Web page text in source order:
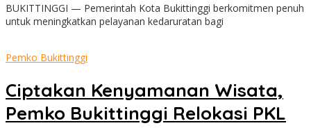
BUKITTINGGI — Pemerintah Kota Bukittinggi berkomitmen penuh
untuk meningkatkan pelayanan kedaruratan bagi
Pemko Bukittinggi
Ciptakan Kenyamanan Wisata,
Pemko Bukittinggi Relokasi PKL